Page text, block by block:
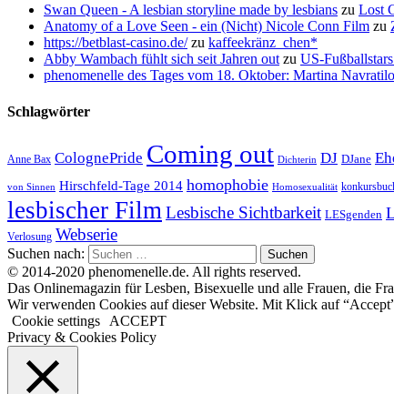
Swan Queen - A lesbian storyline made by lesbians zu Lost
Anatomy of a Love Seen - ein (Nicht) Nicole Conn Film zu
https://betblast-casino.de/zu kaffeekränz_chen*
Abby Wambach fühlt sich seit Jahren outzu US-
phenomenelle des Tages vom 18. Oktober: Martina
Schlagwörter
Anne Bax ColognePride Coming out Dichterin DJ DJane
von Sinnen Hirschfeld-Tage 2014 homophobie Homosexualität
lesbischer Film Lesbische Sichtbarkeit LESgenden
Verlosung Webserie
Suchen nach:
© 2014-2020 phenomenelle.de. All rights reserved.
Das Onlinemagazin für Lesben, Bisexuelle und alle Frauen, die
Wir verwenden Cookies auf dieser Website. Mit Klick auf
Cookie settings
ACCEPT
Privacy & Cookies Policy